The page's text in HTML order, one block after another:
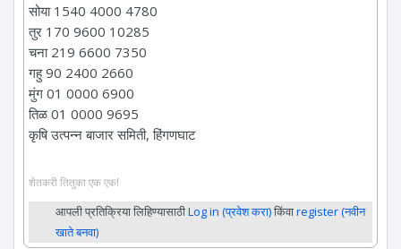
सोया 1540 4000 4780
तुर 170 9600 10285
चना 219 6600 7350
गहु 90 2400 2660
मुंग 01 0000 6900
तिळ 01 0000 9695
कृषि उत्पन्न बाजार समिती, हिंगणघाट
शेतकरी तितुका एक एक!
आपली प्रतिक्रिया लिहिण्यासाठीLog in (प्रवेश करा)किंवाregister (नवीन
खाते बनवा)